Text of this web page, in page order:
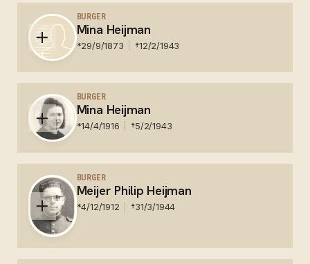
1945 in Fukuoka kamp 6, Orio Japan - Nederlands
Ereveld Menteng Pulo
BURGER
Mina Heijman
*29/9/1873 †12/2/1943
Nederland - Auschwitz
BURGER
Mina Heijman
*14/4/1916 †5/2/1943
Nederland - Auschwitz
BURGER
Meijer Philip Heijman
*4/12/1912 †31/3/1944